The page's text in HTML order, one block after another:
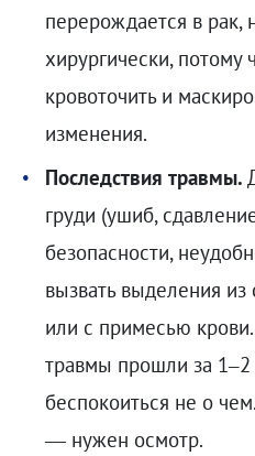
перерождается в рак,
хирургически, потому
кровоточить и
изменения.
Последствия травмы.
груди (ушиб,
безопасности,
вызвать выделения
или с примесью
травмы прошли за 1–2
беспокоиться не о
— нужен осмотр.